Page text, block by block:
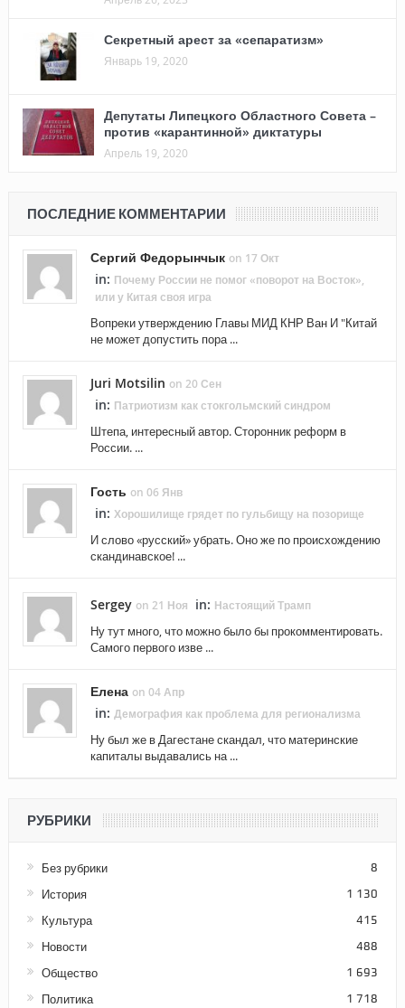
Секретный арест за «сепаратизм»
Январь 19, 2020
Депутаты Липецкого Областного Совета –
против «карантинной» диктатуры
Апрель 19, 2020
ПОСЛЕДНИЕ КОММЕНТАРИИ
Сергий Федорынчык on 17 Окт
in: Почему России не помог «поворот на Восток»,
или у Китая своя игра
Вопреки утверждению Главы МИД КНР Ван И "Китай
не может допустить пора ...
Juri Motsilin on 20 Сен
in: Патриотизм как стокгольмский синдром
Штепа, интересный автор. Сторонник реформ в
России. ...
Гость on 06 Янв
in: Хорошилище грядет по гульбищу на позорище
И слово «русский» убрать. Оно же по происхождению
скандинавское! ...
Sergey on 21 Ноя in: Настоящий Трамп
Ну тут много, что можно было бы прокомментировать.
Самого первого изве ...
Елена on 04 Апр
in: Демография как проблема для регионализма
Ну был же в Дагестане скандал, что материнские
капиталы выдавались на ...
РУБРИКИ
Без рубрики 8
История 1 130
Культура 415
Новости 488
Общество 1 693
Политика 1 718